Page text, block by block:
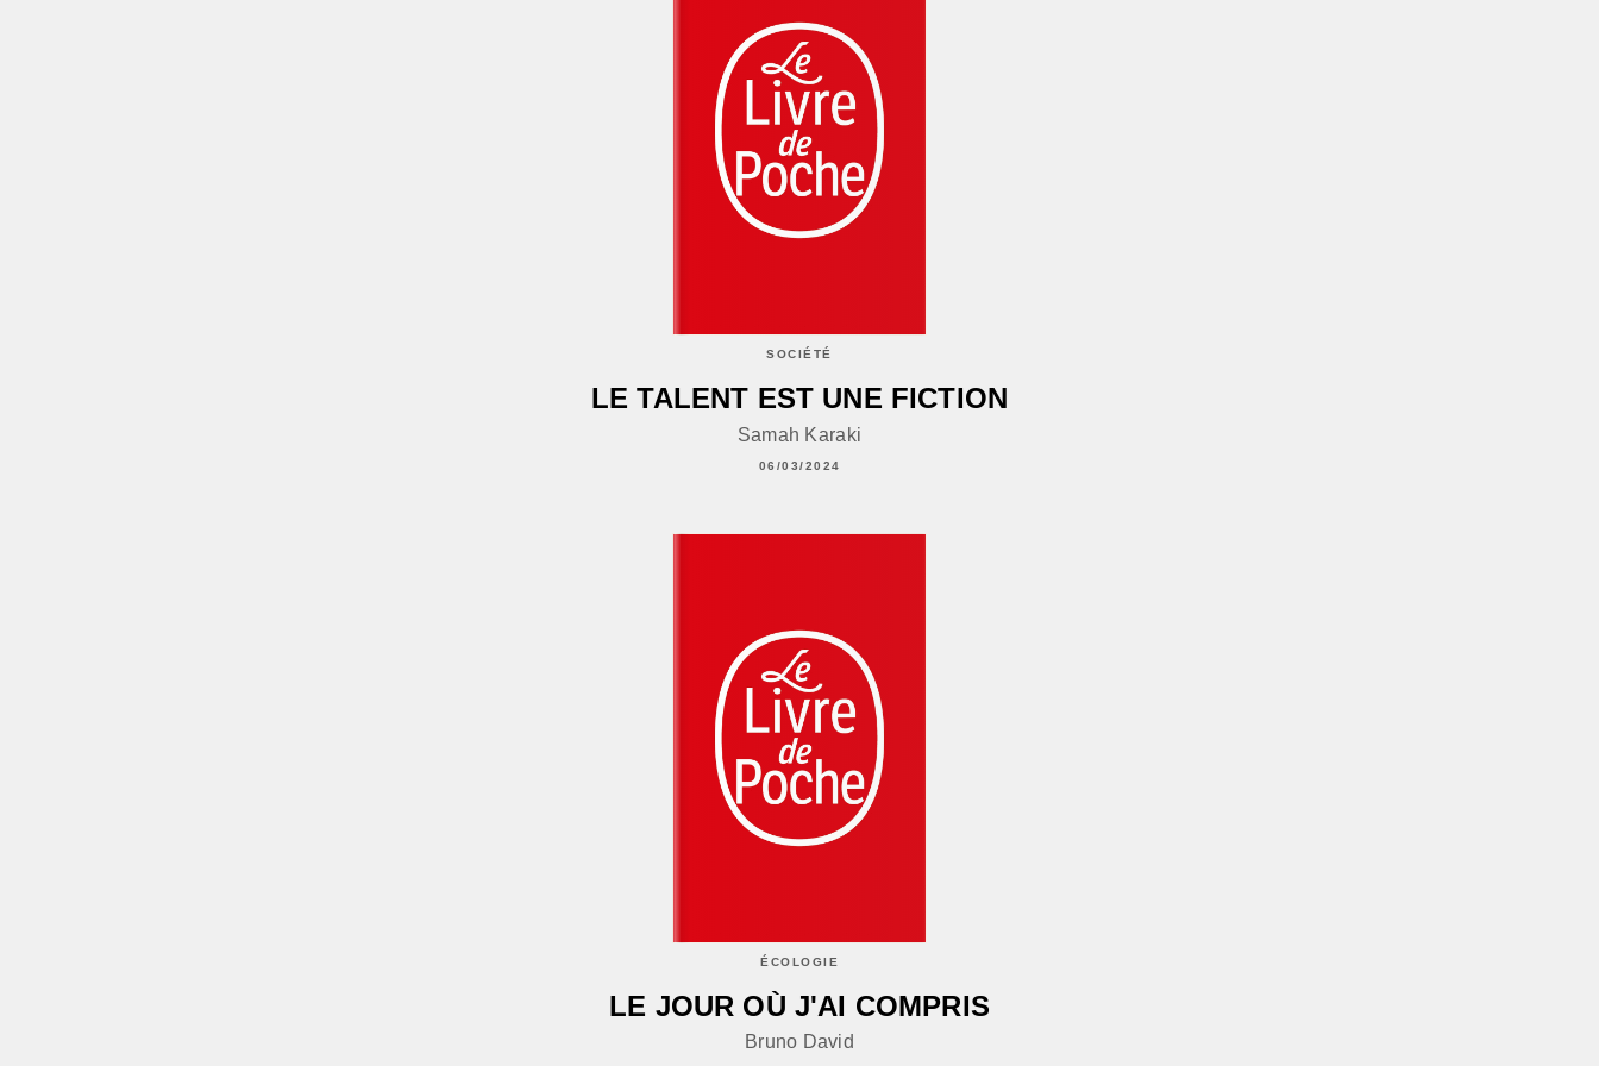
SOCIÉTÉ
LE TALENT EST UNE FICTION
Samah Karaki
06/03/2024
ÉCOLOGIE
LE JOUR OÙ J'AI COMPRIS
Bruno David